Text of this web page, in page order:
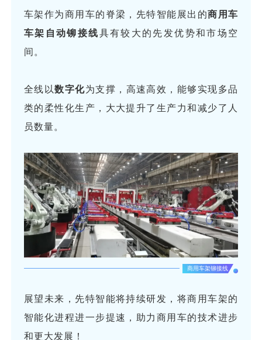
车架作为商用车的脊梁，先特智能展出的商用车
车架自动铆接线具有较大的先发优势和市场空
间。
全线以数字化为支撑，高速高效，能够实现多品
类的柔性化生产，大大提升了生产力和减少了人
员数量。
商用车架铆接线
展望未来，先特智能将持续研发，将商用车架的
智能化进程进一步提速，助力商用车的技术进步
和更大发展！